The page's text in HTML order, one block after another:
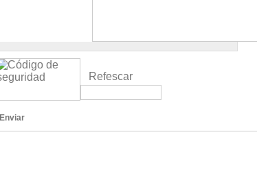
Refescar
Enviar